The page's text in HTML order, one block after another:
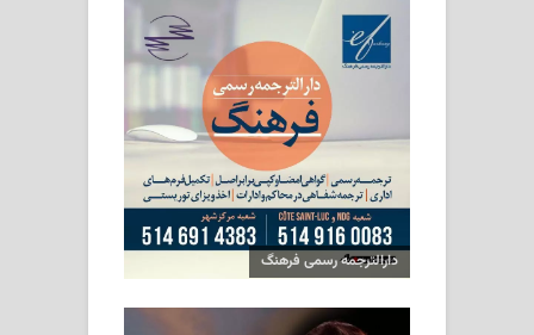
دارالترجمه رسمی فرهنگ